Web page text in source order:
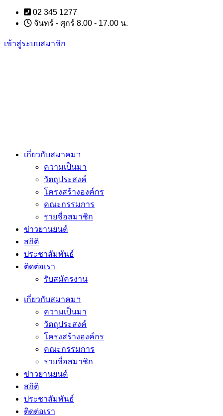
Skip
content
02 345 1277
จันทร์ - ศุกร์ 8.00 - 17.00 น.
เข้าสู่ระบบสมาชิก
เกี่ยวกับสมาคมฯ
ความเป็นมา
วัตถุประสงค์
โครงสร้างองค์กร
คณะกรรมการ
รายชื่อสมาชิก
ข่าวยานยนต์
สถิติ
ประชาสัมพันธ์
ติดต่อเรา
รับสมัครงาน
เกี่ยวกับสมาคมฯ
ความเป็นมา
วัตถุประสงค์
โครงสร้างองค์กร
คณะกรรมการ
รายชื่อสมาชิก
ข่าวยานยนต์
สถิติ
ประชาสัมพันธ์
ติดต่อเรา